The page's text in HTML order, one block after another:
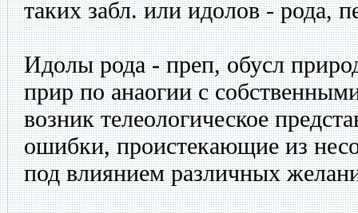
таких забл. или идолов - рода,
Идолы рода - преп, обусл
прир по анаогии с
возник телеологическое
ошибки, проистекающие из
под влиянием различных